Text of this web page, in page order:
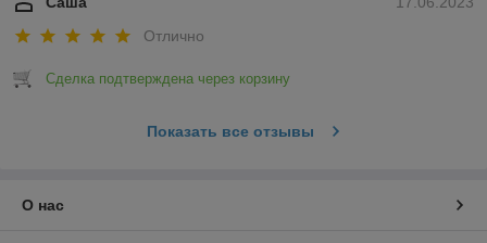
Отлично
Сделка подтверждена через корзину
Показать все отзывы
О нас